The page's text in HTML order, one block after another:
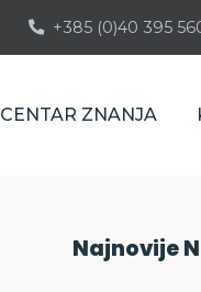
+385 (0)40 395
CENTAR ZNANJA
Najnovije